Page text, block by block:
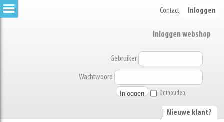
Contact Inloggen
Inloggen webshop
Gebruiker
Wachtwoord
Onthouden
Nieuwe klant?